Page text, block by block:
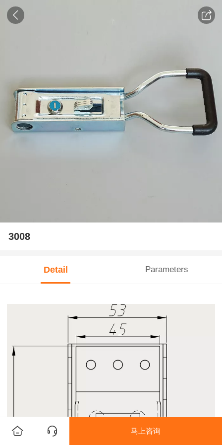
3008
Detail Parameters
马上咨询